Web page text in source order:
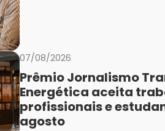
07/08/2026
Prêmio Jornalismo
Energética aceita
profissionais e
agosto